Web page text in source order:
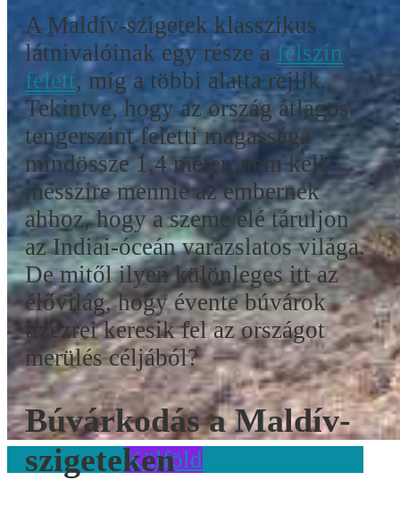
Búvárkodás Külföld
A Maldív-szigetek klasszikus
látnivalóinak egy része a felszín
felett, míg a többi alatta rejlik.
Tekintve, hogy az ország átlagos
tengerszint feletti magassága
mindössze 1,4 méter, nem kell
messzire mennie az embernek
ahhoz, hogy a szeme elé táruljon
az Indiai-óceán varázslatos világa.
De mitől ilyen különleges itt az
élővilág, hogy évente búvárok
tízezrei keresik fel az országot
merülés céljából?
Búvárkodás a Maldív-
szigeteken